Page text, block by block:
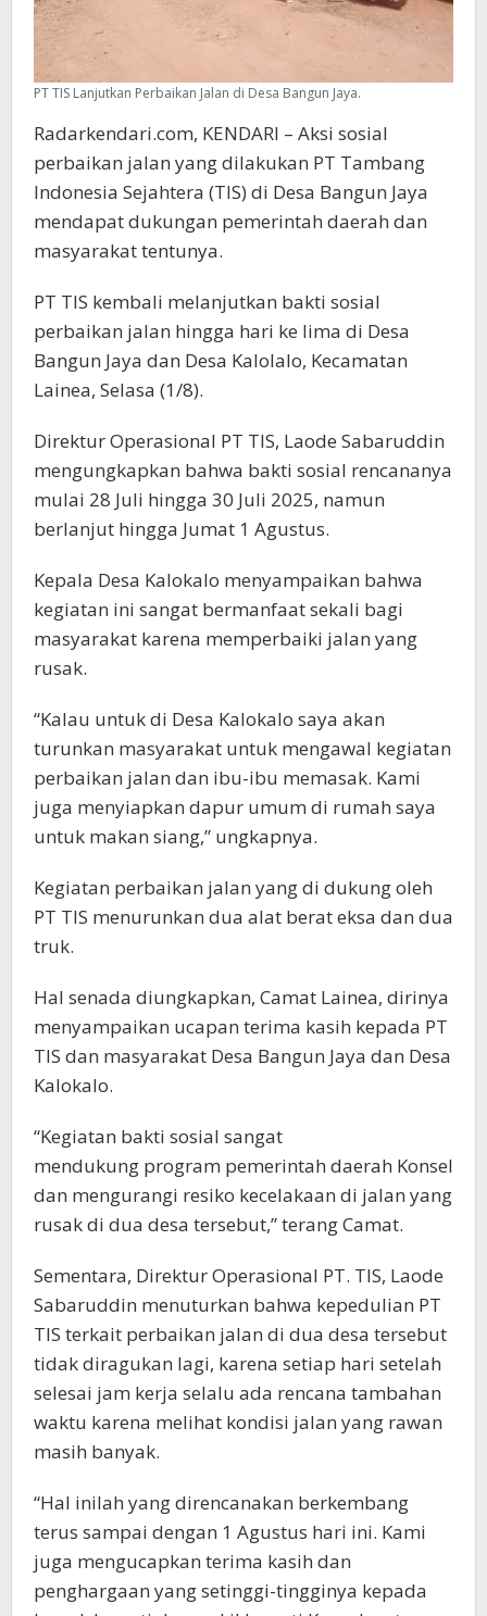
PT TIS Lanjutkan Perbaikan Jalan di Desa Bangun Jaya.
Radarkendari.com, KENDARI – Aksi sosial
perbaikan jalan yang dilakukan PT Tambang
Indonesia Sejahtera (TIS) di Desa Bangun Jaya
mendapat dukungan pemerintah daerah dan
masyarakat tentunya.
PT TIS kembali melanjutkan bakti sosial
perbaikan jalan hingga hari ke lima di Desa
Bangun Jaya dan Desa Kalolalo, Kecamatan
Lainea, Selasa (1/8).
Direktur Operasional PT TIS, Laode Sabaruddin
mengungkapkan bahwa bakti sosial rencananya
mulai 28 Juli hingga 30 Juli 2025, namun
berlanjut hingga Jumat 1 Agustus.
Kepala Desa Kalokalo menyampaikan bahwa
kegiatan ini sangat bermanfaat sekali bagi
masyarakat karena memperbaiki jalan yang
rusak.
“Kalau untuk di Desa Kalokalo saya akan
turunkan masyarakat untuk mengawal kegiatan
perbaikan jalan dan ibu-ibu memasak. Kami
juga menyiapkan dapur umum di rumah saya
untuk makan siang,” ungkapnya.
Kegiatan perbaikan jalan yang di dukung oleh
PT TIS menurunkan dua alat berat eksa dan dua
truk.
Hal senada diungkapkan, Camat Lainea, dirinya
menyampaikan ucapan terima kasih kepada PT
TIS dan masyarakat Desa Bangun Jaya dan Desa
Kalokalo.
“Kegiatan bakti sosial sangat
mendukung program pemerintah daerah Konsel
dan mengurangi resiko kecelakaan di jalan yang
rusak di dua desa tersebut,” terang Camat.
Sementara, Direktur Operasional PT. TIS, Laode
Sabaruddin menuturkan bahwa kepedulian PT
TIS terkait perbaikan jalan di dua desa tersebut
tidak diragukan lagi, karena setiap hari setelah
selesai jam kerja selalu ada rencana tambahan
waktu karena melihat kondisi jalan yang rawan
masih banyak.
“Hal inilah yang direncanakan berkembang
terus sampai dengan 1 Agustus hari ini. Kami
juga mengucapkan terima kasih dan
penghargaan yang setinggi-tingginya kepada